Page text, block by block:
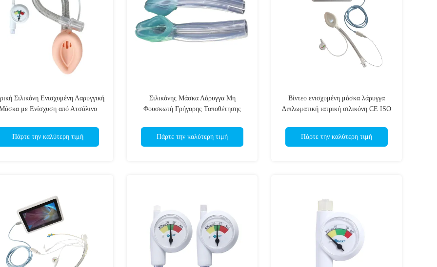
Σιλικόνη Ενισχυμένη Λαρυγγική
με Ενίσχυση από Ατσάλινο
από EOS Ιδανική για
Νοσοκομείο
Πάρτε την καλύτερη τιμή
Σιλικόνης Μάσκα Λάρυγγα Μη
Φουσκωτή Γρήγορης Τοποθέτησης
Ξαφνική Απόφραξη Αεραγωγού ISO CE
Πάρτε την καλύτερη τιμή
Βίντεο ενισχυμένη μάσκα λάρυγγα
Διπλωματική ιατρική σιλικόνη CE ISO
Πάρτε την καλύτερη τιμή